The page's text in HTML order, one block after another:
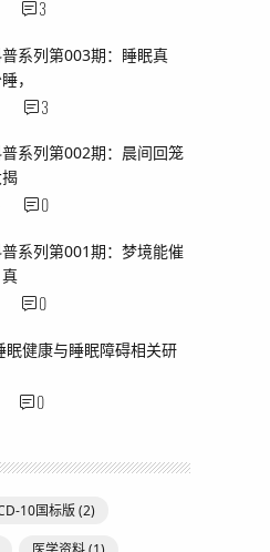
3
系列第003期：睡眠真
，
3
系列第002期：晨间回笼
0
系列第001期：梦境能催
0
眠健康与睡眠障碍相关研
0
10国标版 (2)